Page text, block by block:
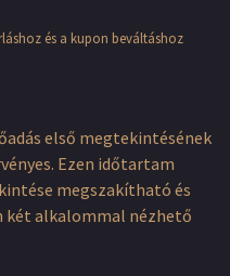
és a kupon beváltáshoz
első megtekintésének
Ezen időtartam
megszakítható és
két alkalommal nézhető